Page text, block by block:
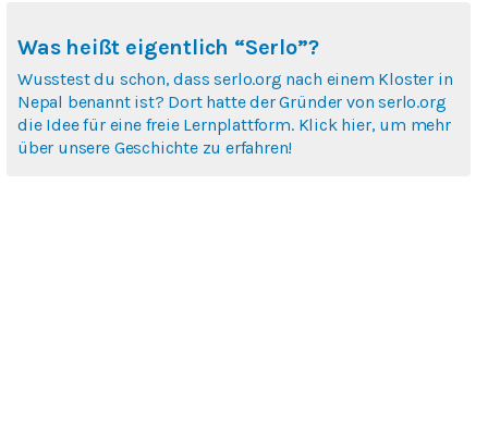
Was heißt eigentlich “Serlo”?
Wusstest du schon, dass serlo.org nach einem Kloster in
Nepal benannt ist? Dort hatte der Gründer von serlo.org
die Idee für eine freie Lernplattform. Klick hier, um mehr
über unsere Geschichte zu erfahren!